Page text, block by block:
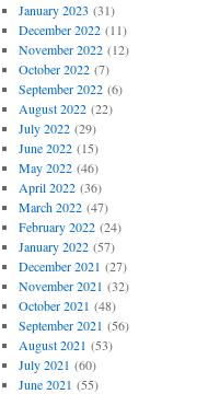
January 2023 (31)
December 2022(11)
November 2022(12)
October 2022(7)
September 2022(6)
August 2022(22)
July 2022(29)
June 2022(15)
May 2022(46)
April 2022(36)
March 2022(47)
February 2022(24)
January 2022(57)
December 2021 (27)
November 2021 (32)
October 2021 (48)
September 2021 (56)
August 2021 (53)
July 2021 (60)
June 2021 (55)